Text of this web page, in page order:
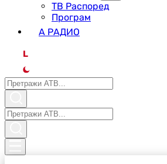
ТВ Распоред
Програм
А РАДИО
L